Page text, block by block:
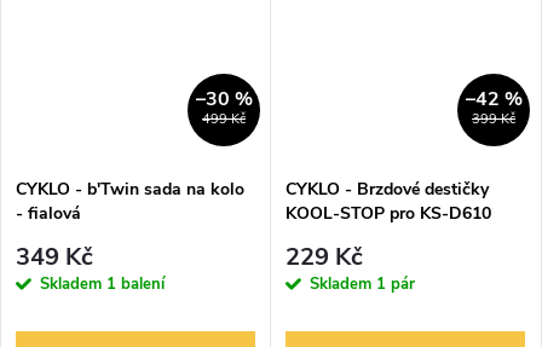
499 Kč
–30 %
CYKLO - b'Twin sada na kolo
- fialová
349 Kč
Skladem 1 balení
399 Kč
–42 %
CYKLO - Brzdové destičky
KOOL-STOP pro KS-D610
229 Kč
Skladem 1 pár